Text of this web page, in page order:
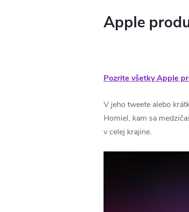
Apple
Pozrite všetky Apple
V jeho tweete alebo
Homiel, kam sa
v celej krajine.